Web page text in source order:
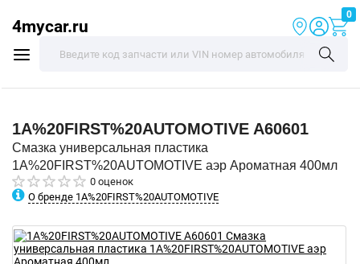
4mycar.ru
0
1A%20FIRST%20AUTOMOTIVE A60601
Смазка универсальная пластика
1A%20FIRST%20AUTOMOTIVE аэр Ароматная 400мл
0 оценок
О бренде 1A%20FIRST%20AUTOMOTIVE